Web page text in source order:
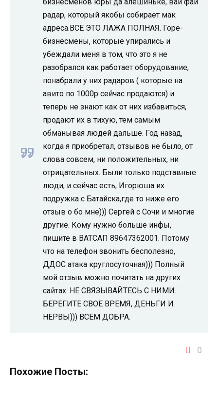
радар, который якобы собирает мак
адреса.ВСЕ ЭТО ЛАЖА ПОЛНАЯ. Горе-
бизнесмены, которые упирались и
убеждали меня в том, что это я не
разобрался как работает оборудование,
понабрали у них радаров ( которые на
авито по 1000р сейчас продаются) и
теперь не знают как от них избавиться,
продают их в тихую, тем самым
обманывая людей дальше. Год назад,
когда я приобретал, отзывов не было, от
слова совсем, ни положительных, ни
отрицательных. Были только подставные
люди, и сейчас есть, Игорюша их
подружка с Батайска,где то ниже его
отзыв о бо мне))) Сергей с Сочи и многие
другие. Кому нужно больше инфы,
пишите в ВАТСАП 89647362001. Потому
что на телефон звонить бесполезно,
ДДОС атака круглосуточная))) Полный
мой отзыв можно почитать на других
сайтах. НЕ СВЯЗЫВАЙТЕСЬ С НИМИ.
БЕРЕГИТЕ СВОЕ ВРЕМЯ, ДЕНЬГИ И
НЕРВЫ))) ВСЕМ ДОБРА.
0
Похожие Посты: